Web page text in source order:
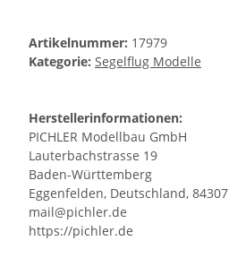
Artikelnummer: 17979
Kategorie: Segelflug Modelle
Herstellerinformationen:
PICHLER Modellbau GmbH
Lauterbachstrasse 19
Baden-Württemberg
Eggenfelden, Deutschland, 84307
mail@pichler.de
https://pichler.de